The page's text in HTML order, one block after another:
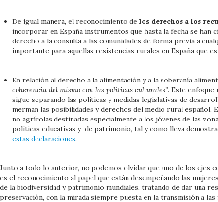
De igual manera, el reconocimiento de los derechos a los
incorporar en España instrumentos que hasta la fecha se han
derecho a la consulta a las comunidades de forma previa a
importante para aquellas resistencias rurales en España que
En relación al derecho a la alimentación y a la soberanía
coherencia del mismo con las políticas culturales”. Este
sigue separando las políticas y medidas legislativas de
merman las posibilidades y derechos del medio rural español.
no agrícolas destinadas especialmente a los jóvenes de las
políticas educativas y de patrimonio, tal y como lleva
estas declaraciones.
Junto a todo lo anterior, no podemos olvidar que uno de los ejes
es el reconocimiento al papel que están desempeñando las
de la biodiversidad y patrimonio mundiales, tratando de dar una
preservación, con la mirada siempre puesta en la transmisión a